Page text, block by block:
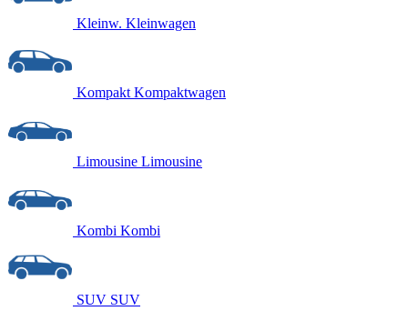
Kleinw. Kleinwagen
Kompakt Kompaktwagen
Limousine Limousine
Kombi Kombi
SUV SUV